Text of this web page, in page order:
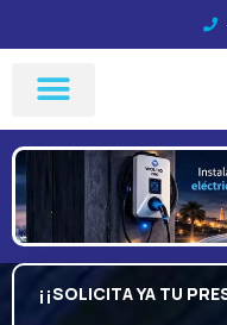
¡¡SOLICITA YA TU